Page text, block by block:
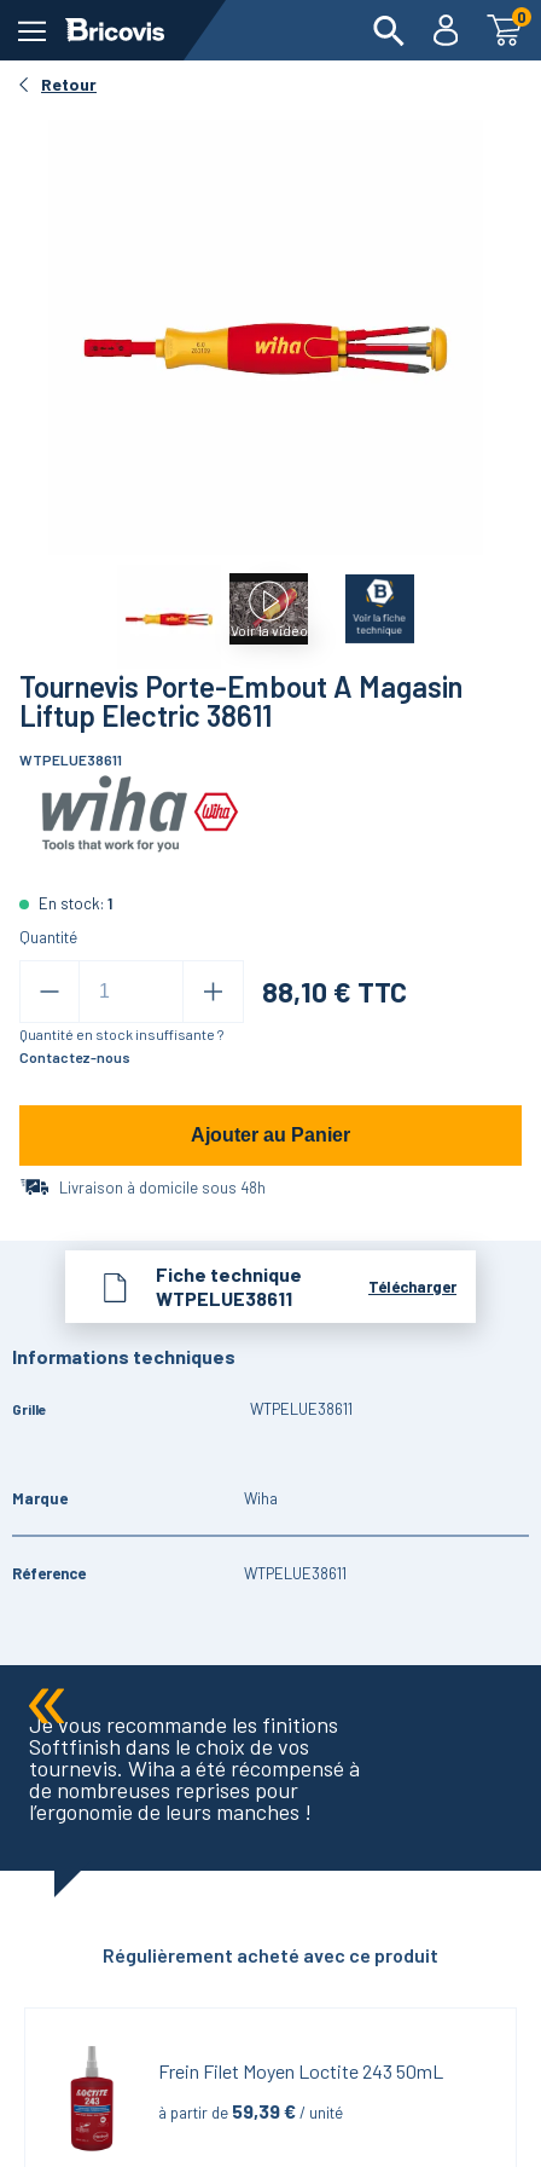
0
Retour
Voir la vidéo
Tournevis Porte-Embout A Magasin
Liftup Electric 38611
WTPELUE38611
En stock: 1
Quantité
88,10 € TTC
Quantité en stock insuffisante ?
Contactez-nous
Ajouter au Panier
Livraison à domicile sous 48h
Fiche technique
WTPELUE38611
Télécharger
Informations techniques
Grille WTPELUE38611
Marque Wiha
Réference WTPELUE38611
Je vous recommande les finitions
Softfinish dans le choix de vos
tournevis. Wiha a été récompensé à
de nombreuses reprises pour
l’ergonomie de leurs manches !
Régulièrement acheté avec ce produit
Frein Filet Moyen Loctite 243 50mL
à partir de 59,39 € / unité